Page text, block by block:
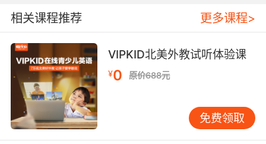
教在英语语言方面占据着很大的优势，但是这并
不代表任何一个外教老师就可以的。有丰富教学
经验的外教对中国孩子的了解会更多，同时对于
中国孩子的课程也会比较的了解，这样的外教教
孩子英语的学习会更加的贴近孩子的需要。
然后是一对一外教自身是否可以做外教老师：
相关课程推荐 更多课程>
VIPKID北美外教试听体验课
¥0 原价688元
免费领取